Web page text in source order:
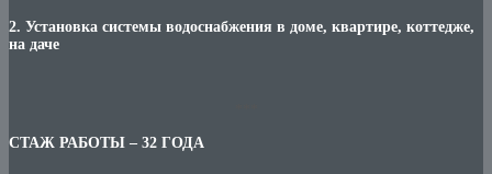
2. Установка системы водоснабжения в доме, квартире, коттедже,
на даче
СТАЖ РАБОТЫ – 32 ГОДА